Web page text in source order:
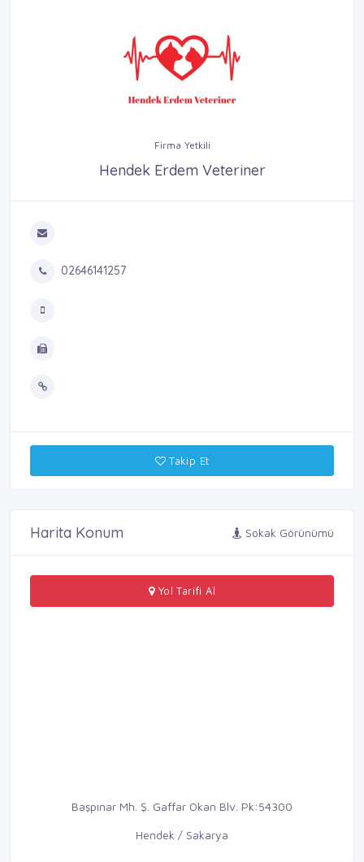
Firma Yetkili
Hendek Erdem Veteriner
02646141257
Takip Et
Harita Konum Sokak Görünümü
Yol Tarifi Al
Başpınar Mh. Ş. Gaffar Okan Blv. Pk:54300
Hendek / Sakarya